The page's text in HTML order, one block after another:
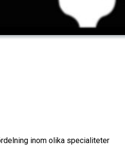
inom olika specialiteter